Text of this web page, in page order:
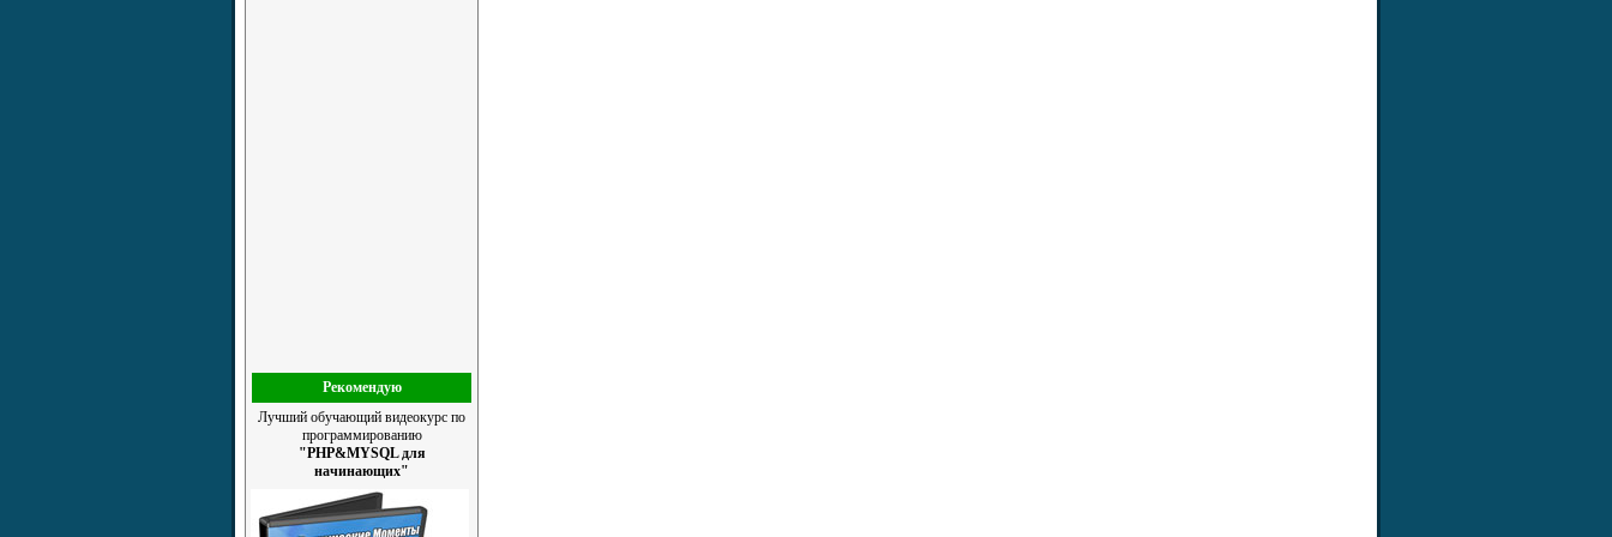
Рекомендую
Лучший обучающий видеокурс по
программированию
"PHP&MYSQL для
начинающих"